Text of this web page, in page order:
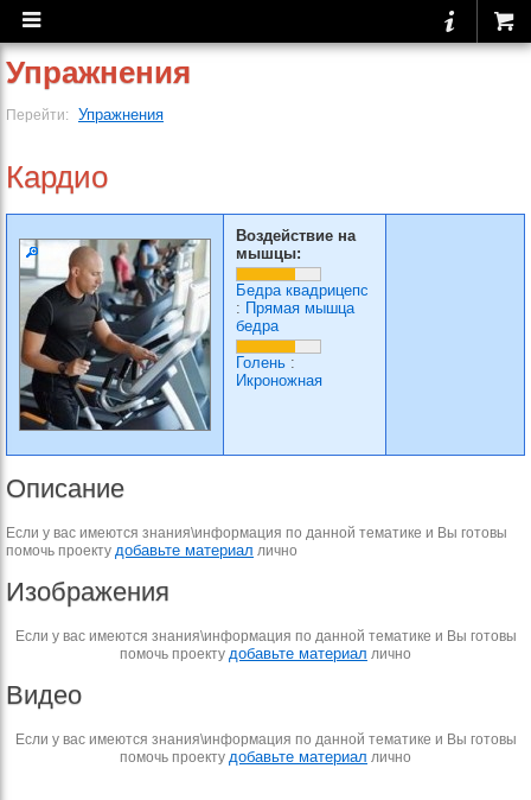
Упражнения
Перейти: Упражнения
Кардио
Воздействие на
мышцы:
Бедра квадрицепс
: Прямая мышца
бедра
Голень :
Икроножная
Описание
Если у вас имеются знания\информация по данной тематике и Вы готовы
помочь проекту добавьте материал лично
Изображения
Если у вас имеются знания\информация по данной тематике и Вы готовы
помочь проекту добавьте материал лично
Видео
Если у вас имеются знания\информация по данной тематике и Вы готовы
помочь проекту добавьте материал лично